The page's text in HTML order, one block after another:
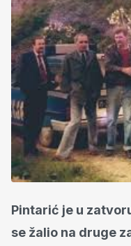
Pintarić je u
se žalio na druge